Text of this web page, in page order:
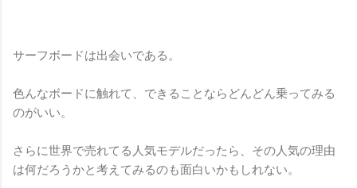
サーフボードは出会いである。
色んなボードに触れて、できることならどんどん乗ってみる
のがいい。
さらに世界で売れてる人気モデルだったら、その人気の理由
は何だろうかと考えてみるのも面白いかもしれない。